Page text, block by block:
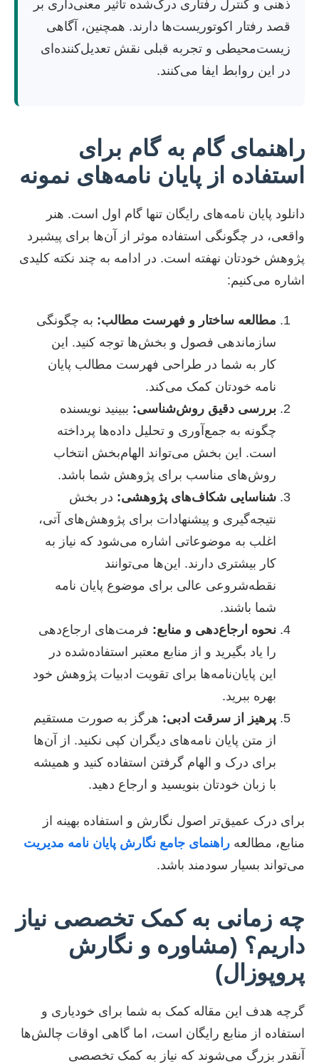
ذهنی و کنترل رفتاری درک‌شده تأثیر معنی‌داری بر
قصد رفتار اکوتوریست‌ها دارند. همچنین، آگاهی
زیست‌محیطی و تجربه قبلی نقش تعدیل‌کننده‌ای
در این روابط ایفا می‌کنند.
راهنمای گام به گام برای
استفاده از پایان نامه‌های نمونه
دانلود پایان نامه‌های رایگان تنها گام اول است. هنر
واقعی، در چگونگی استفاده موثر از آن‌ها برای پیشبرد
پژوهش خودتان نهفته است. در ادامه به چند نکته کلیدی
اشاره می‌کنیم:
مطالعه ساختار و فهرست مطالب: به چگونگی
سازماندهی فصول و بخش‌ها توجه کنید. این
کار به شما در طراحی فهرست مطالب پایان
نامه خودتان کمک می‌کند.
بررسی دقیق روش‌شناسی: ببینید نویسنده
چگونه به جمع‌آوری و تحلیل داده‌ها پرداخته
است. این بخش می‌تواند الهام‌بخش انتخاب
روش‌های مناسب برای پژوهش شما باشد.
شناسایی شکاف‌های پژوهشی: در بخش
نتیجه‌گیری و پیشنهادات برای پژوهش‌های آتی،
اغلب به موضوعاتی اشاره می‌شود که نیاز به
کار بیشتری دارند. این‌ها می‌توانند
نقطه‌شروعی عالی برای موضوع پایان نامه
شما باشند.
نحوه ارجاع‌دهی و منابع: فرمت‌های ارجاع‌دهی
را یاد بگیرید و از منابع معتبر استفاده‌شده در
این پایان‌نامه‌ها برای تقویت ادبیات پژوهش خود
بهره ببرید.
پرهیز از سرقت ادبی: هرگز به صورت مستقیم
از متن پایان نامه‌های دیگران کپی نکنید. از آن‌ها
برای درک و الهام گرفتن استفاده کنید و همیشه
با زبان خودتان بنویسید و ارجاع دهید.
برای درک عمیق‌تر اصول نگارش و استفاده بهینه از
منابع، مطالعه راهنمای جامع نگارش پایان نامه مدیریت
می‌تواند بسیار سودمند باشد.
چه زمانی به کمک تخصصی نیاز
داریم؟ (مشاوره و نگارش
پروپوزال)
گرچه هدف این مقاله کمک به شما برای خودیاری و
استفاده از منابع رایگان است، اما گاهی اوقات چالش‌ها
آنقدر بزرگ می‌شوند که نیاز به کمک تخصصی